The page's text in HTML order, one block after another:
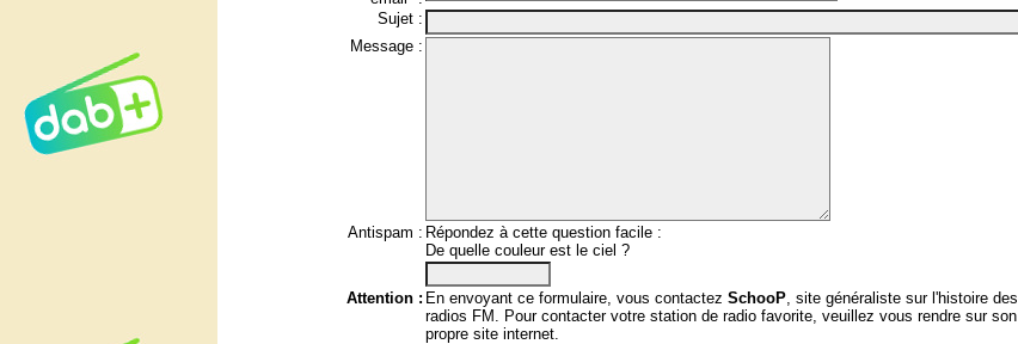
Sujet :
Message :
Antispam : Répondez à cette question facile :
De quelle couleur est le ciel ?
Attention : En envoyant ce formulaire, vous contactez SchooP, site généraliste sur l'histoire des
radios FM. Pour contacter votre station de radio favorite, veuillez vous rendre sur son
propre site internet.